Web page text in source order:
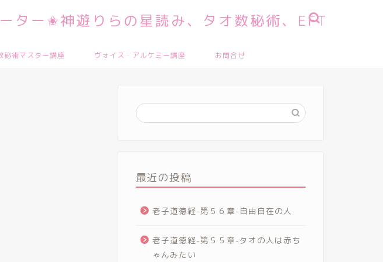
ター✬神遊りらの星読み、タオ数秘術、EFT
秘術マスター講座 ヴォイス・アルケミー講座 お問合せ
最近の投稿
老子道徳経-第５６章-自由自在の人
老子道徳経-第５５章-タオの人は赤ち
ゃんみたい